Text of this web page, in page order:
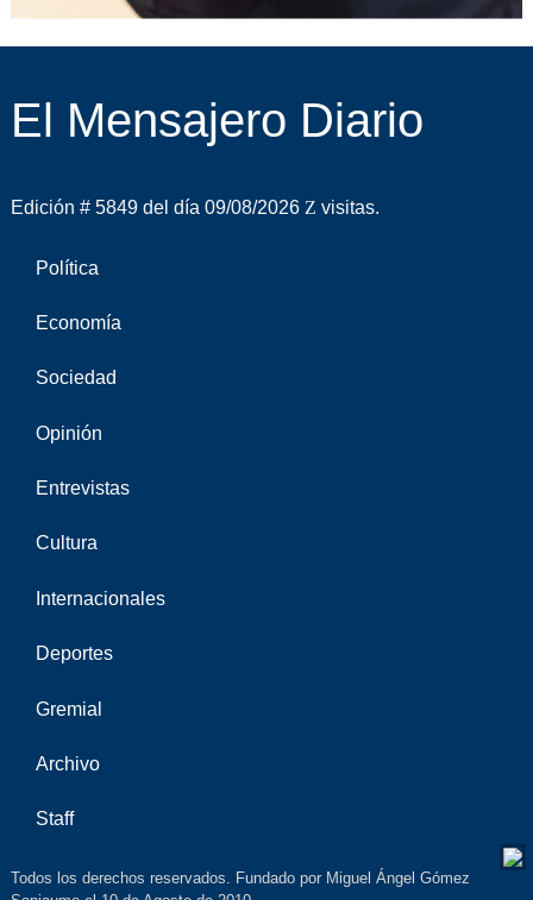
El Mensajero Diario
Edición # 5849 del día 09/08/2026 visitas.
Política
Economía
Sociedad
Opinión
Entrevistas
Cultura
Internacionales
Deportes
Gremial
Archivo
Staff
Todos los derechos reservados. Fundado por Miguel Ángel Gómez